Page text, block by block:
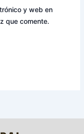
y web en
que comente.